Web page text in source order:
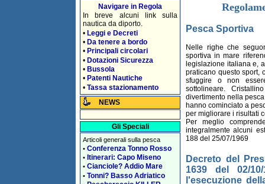
Navigare in Regola
In breve alcuni link sulla
nautica da diporto.
• Leggi e Decreti
• Da tenere a bordo
• Principali circolari
• Dotazioni Sicurezza
• Bussola
• Patenti Nautiche
• Tassa stazionamento
NEWS
Gli Speciali
Articoli generali sulla pesca
• Conferenza Tonno Rosso
• Itinerari: Capo Miseno
• Cianciole? Addio Mare
• Tonni? Basso Adriatico
Pesca Sportiva
Nelle righe che
sportiva in mare
legislazione italiana e,
praticano questo sport,
sfuggire o non
sottolineare.
divertimento nella
hanno cominciato a
per migliorare i risultati
Per meglio
integralmente alcuni
188 del 25/07/1969
Decreto del
1639 del 02/
l'esecuzione